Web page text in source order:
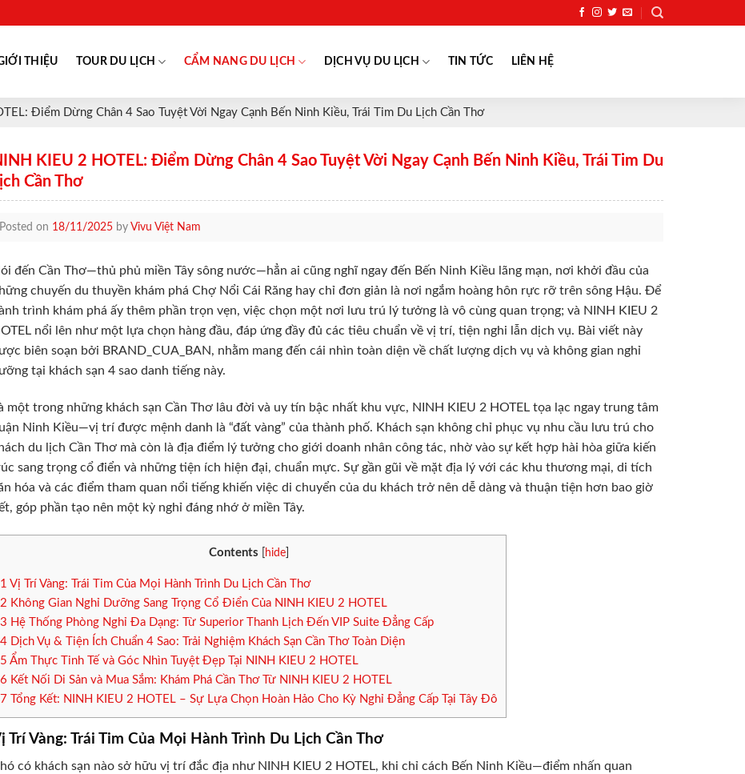
THIỆU TOUR DU LỊCH CẨM NANG DU LỊCH DỊCH VỤ DU LỊCH TIN TỨC LIÊN HỆ
Điểm Dừng Chân 4 Sao Tuyệt Vời Ngay Cạnh Bến Ninh Kiều, Trái Tim Du Lịch Cần Thơ
KIEU 2 HOTEL: Điểm Dừng Chân 4 Sao Tuyệt Vời Ngay Cạnh Bến Ninh Kiều, Trái Tim Du
Cần Thơ
Posted on 18/11/2025 by Vivu Việt Nam
đến Cần Thơ—thủ phủ miền Tây sông nước—hẳn ai cũng nghĩ ngay đến Bến Ninh Kiều lãng mạn, nơi khởi đầu của
chuyến du thuyền khám phá Chợ Nổi Cái Răng hay chỉ đơn giản là nơi ngắm hoàng hôn rực rỡ trên sông Hậu. Để
trình khám phá ấy thêm phần trọn vẹn, việc chọn một nơi lưu trú lý tưởng là vô cùng quan trọng; và NINH KIEU 2
nổi lên như một lựa chọn hàng đầu, đáp ứng đầy đủ các tiêu chuẩn về vị trí, tiện nghi lẫn dịch vụ. Bài viết này
biên soạn bởi BRAND_CUA_BAN, nhằm mang đến cái nhìn toàn diện về chất lượng dịch vụ và không gian nghỉ
tại khách sạn 4 sao danh tiếng này.
một trong những khách sạn Cần Thơ lâu đời và uy tín bậc nhất khu vực, NINH KIEU 2 HOTEL tọa lạc ngay trung tâm
Ninh Kiều—vị trí được mệnh danh là “đất vàng” của thành phố. Khách sạn không chỉ phục vụ nhu cầu lưu trú cho
du lịch Cần Thơ mà còn là địa điểm lý tưởng cho giới doanh nhân công tác, nhờ vào sự kết hợp hài hòa giữa kiến
sang trọng cổ điển và những tiện ích hiện đại, chuẩn mực. Sự gần gũi về mặt địa lý với các khu thương mại, di tích
hóa và các điểm tham quan nổi tiếng khiến việc di chuyển của du khách trở nên dễ dàng và thuận tiện hơn bao giờ
góp phần tạo nên một kỳ nghỉ đáng nhớ ở miền Tây.
Contents hide
1 Vị Trí Vàng: Trái Tim Của Mọi Hành Trình Du Lịch Cần Thơ
2 Không Gian Nghỉ Dưỡng Sang Trọng Cổ Điển Của NINH KIEU 2 HOTEL
3 Hệ Thống Phòng Nghỉ Đa Dạng: Từ Superior Thanh Lịch Đến VIP Suite Đẳng Cấp
4 Dịch Vụ & Tiện Ích Chuẩn 4 Sao: Trải Nghiệm Khách Sạn Cần Thơ Toàn Diện
5 Ẩm Thực Tinh Tế và Góc Nhìn Tuyệt Đẹp Tại NINH KIEU 2 HOTEL
6 Kết Nối Di Sản và Mua Sắm: Khám Phá Cần Thơ Từ NINH KIEU 2 HOTEL
7 Tổng Kết: NINH KIEU 2 HOTEL – Sự Lựa Chọn Hoàn Hảo Cho Kỳ Nghỉ Đẳng Cấp Tại Tây Đô
Trí Vàng: Trái Tim Của Mọi Hành Trình Du Lịch Cần Thơ
có khách sạn nào sở hữu vị trí đắc địa như NINH KIEU 2 HOTEL, khi chỉ cách Bến Ninh Kiều—điểm nhấn quan